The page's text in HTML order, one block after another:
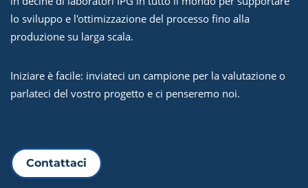
lo sviluppo e l'ottimizzazione del processo fino alla
produzione su larga scala.
Iniziare è facile: inviateci un campione per la valutazione o
parlateci del vostro progetto e ci penseremo noi.
Contattaci